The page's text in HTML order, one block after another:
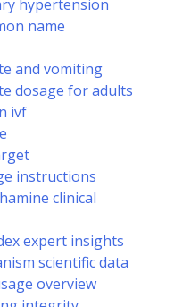
hypertension
name
and vomiting
dosage for adults
ivf
instructions
clinical
expert insights
scientific data
overview